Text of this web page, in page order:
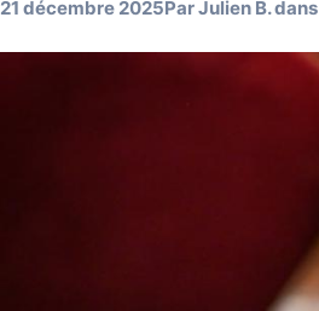
21 décembre 2025ParJulien B.dans